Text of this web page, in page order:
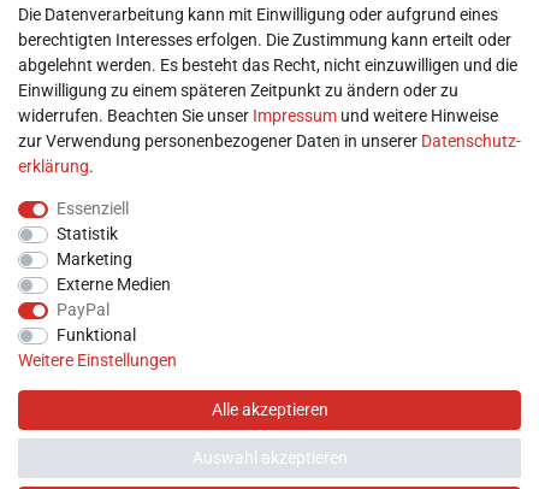
Mein Konto
► Registrieren
► Login
► Warenkorb
► Zur Kasse
Die Datenverarbeitung kann mit Einwilligung oder aufgrund eines
berechtigten Interesses erfolgen. Die Zustimmung kann erteilt oder
abgelehnt werden. Es besteht das Recht, nicht einzuwilligen und die
Einwilligung zu einem späteren Zeitpunkt zu ändern oder zu
widerrufen. Beachten Sie unser Impressum und weitere Hinweise
zur Verwendung personenbezogener Daten in unserer Daten­schutz­
erklärung.
Essenziell
Statistik
Marketing
Externe Medien
PayPal
Funktional
Weitere Einstellungen
Alle akzeptieren
Auswahl akzeptieren